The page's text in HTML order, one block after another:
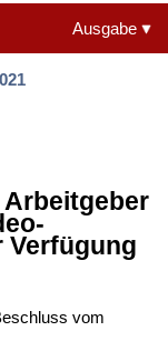
Ausgabe
Verfügung
vom